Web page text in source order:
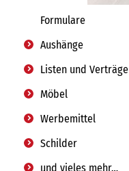
Formulare
Aushänge
Listen und Verträge
Möbel
Werbemittel
Schilder
und vieles mehr…